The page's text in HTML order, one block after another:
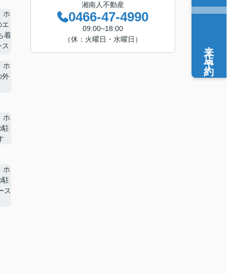
湘南人不動産
0466-47-4990
09:00~18:00
（休：火曜日・水曜日）
来店予約